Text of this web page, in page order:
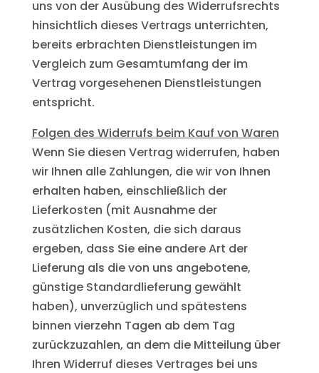
uns von der Ausübung des Widerrufsrechts
hinsichtlich dieses Vertrags unterrichten,
bereits erbrachten Dienstleistungen im
Vergleich zum Gesamtumfang der im
Vertrag vorgesehenen Dienstleistungen
entspricht.
Folgen des Widerrufs beim Kauf von Waren
Wenn Sie diesen Vertrag widerrufen, haben
wir Ihnen alle Zahlungen, die wir von Ihnen
erhalten haben, einschließlich der
Lieferkosten (mit Ausnahme der
zusätzlichen Kosten, die sich daraus
ergeben, dass Sie eine andere Art der
Lieferung als die von uns angebotene,
günstige Standardlieferung gewählt
haben), unverzüglich und spätestens
binnen vierzehn Tagen ab dem Tag
zurückzuzahlen, an dem die Mitteilung über
Ihren Widerruf dieses Vertrages bei uns